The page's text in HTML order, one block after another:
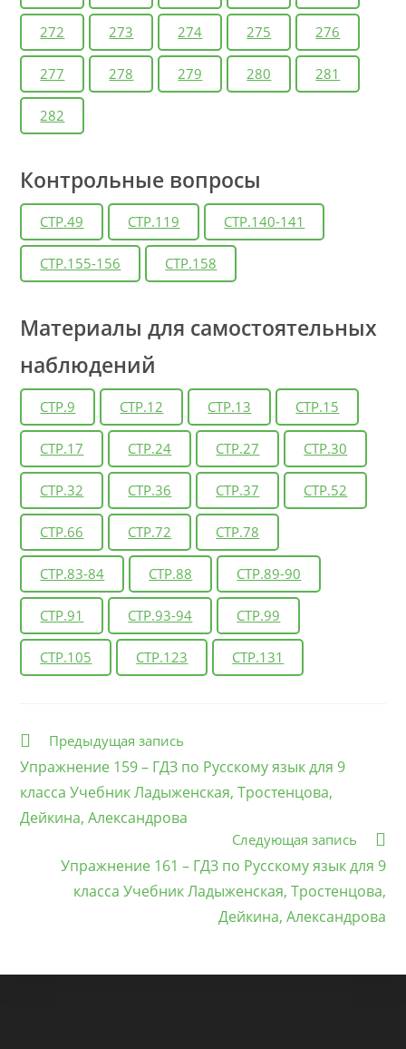
272 273 274 275 276
277 278 279 280 281
282
Контрольные вопросы
СТР.49 СТР.119 СТР.140-141
СТР.155-156 СТР.158
Материалы для самостоятельных
наблюдений
СТР.9 СТР.12 СТР.13 СТР.15
СТР.17 СТР.24 СТР.27 СТР.30
СТР.32 СТР.36 СТР.37 СТР.52
СТР.66 СТР.72 СТР.78
СТР.83-84 СТР.88 СТР.89-90
СТР.91 СТР.93-94 СТР.99
СТР.105 СТР.123 СТР.131
Еще
Предыдущая запись
Упражнение 159 – ГДЗ по Русскому язык для 9
класса Учебник Ладыженская, Тростенцова,
Дейкина, Александрова
Следующая запись
Упражнение 161 – ГДЗ по Русскому язык для 9
класса Учебник Ладыженская, Тростенцова,
Дейкина, Александрова